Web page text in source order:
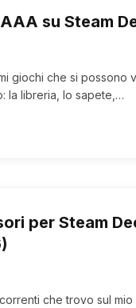
su Steam
giochi che si possono
la libreria, lo sapete,…
per Steam
che trovo sul